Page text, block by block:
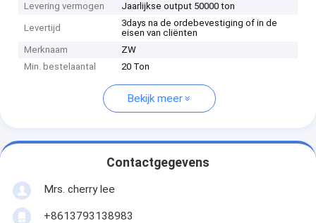
Levering vermogen
Jaarlijkse output 50000 ton
Levertijd
3days na de ordebevestiging of in de
eisen van cliënten
Merknaam
ZW
Min. bestelaantal
20 Ton
Bekijk meer
Contactgegevens
Mrs. cherry lee
+8613793138983